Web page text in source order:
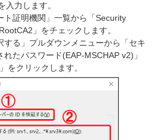
入力します。
ト証明機関」一覧から「Security
」をチェックします。
する」プルダウンメニューから「セキ
れたパスワード(EAP-MSCHAP v2)」
をクリックします。